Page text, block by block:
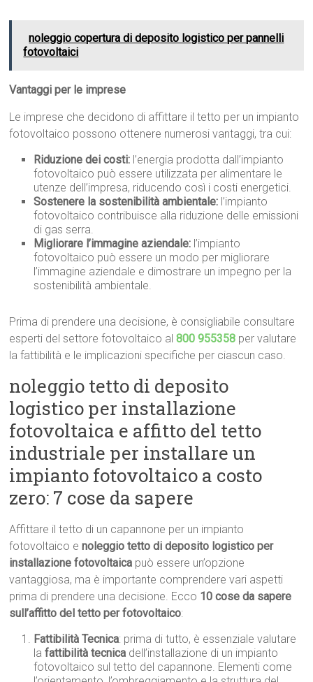
noleggio copertura di deposito logistico per pannelli
fotovoltaici
Vantaggi per le imprese
Le imprese che decidono di affittare il tetto per un impianto
fotovoltaico possono ottenere numerosi vantaggi, tra cui:
Riduzione dei costi: l’energia prodotta dall’impianto
fotovoltaico può essere utilizzata per alimentare le
utenze dell’impresa, riducendo così i costi energetici.
Sostenere la sostenibilità ambientale: l’impianto
fotovoltaico contribuisce alla riduzione delle emissioni
di gas serra.
Migliorare l’immagine aziendale: l’impianto
fotovoltaico può essere un modo per migliorare
l’immagine aziendale e dimostrare un impegno per la
sostenibilità ambientale.
Prima di prendere una decisione, è consigliabile consultare
esperti del settore fotovoltaico al800 955358 per valutare
la fattibilità e le implicazioni specifiche per ciascun caso.
noleggio tetto di deposito
logistico per installazione
fotovoltaica e affitto del tetto
industriale per installare un
impianto fotovoltaico a costo
zero: 7 cose da sapere
Affittare il tetto di un capannone per un impianto
fotovoltaico enoleggio tetto di deposito logistico per
installazione fotovoltaica può essere un’opzione
vantaggiosa, ma è importante comprendere vari aspetti
prima di prendere una decisione. Ecco 10 cose da sapere
sull’affitto del tetto per fotovoltaico:
Fattibilità Tecnica: prima di tutto, è essenziale valutare
la fattibilità tecnica dell’installazione di un impianto
fotovoltaico sul tetto del capannone. Elementi come